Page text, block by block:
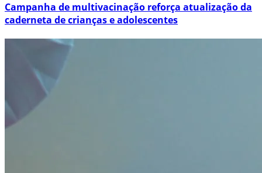
Campanha de multivacinação reforça atualização da
caderneta de crianças e adolescentes